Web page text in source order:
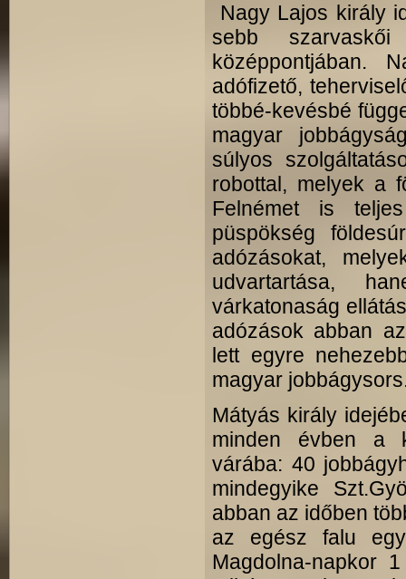
Nagy Lajos király
sebb
középpontjában.
adófizető,
többé-kevésbé
magyar
súlyos
robottal, melyek a
Felnémet is
püspökség
adózásokat,
udvartartása,
várkatonaság
adózások abban
lett egyre
magyar
Mátyás király
minden évben a
várába: 40
mindegyike
abban az időben
az egész falu
Magdolna-napkor